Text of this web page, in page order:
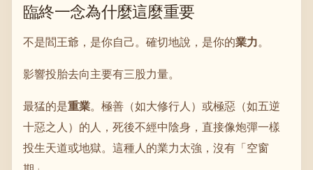
臨終一念為什麼這麼重要
不是閻王爺，是你自己。確切地說，是你的業力。
影響投胎去向主要有三股力量。
最猛的是重業。極善（如大修行人）或極惡（如五逆
十惡之人）的人，死後不經中陰身，直接像炮彈一樣
投生天道或地獄。這種人的業力太強，沒有「空窗